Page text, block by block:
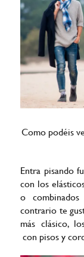
Como podéis
Entra pisando
con los
o
contrario te
más clásico,
con pisos y